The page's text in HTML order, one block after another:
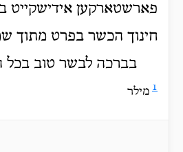
פארשטארקען אידישקייט
חינוך הכשר בפרט מתוך
בברכה לבשר טוב בכל
1 מילר